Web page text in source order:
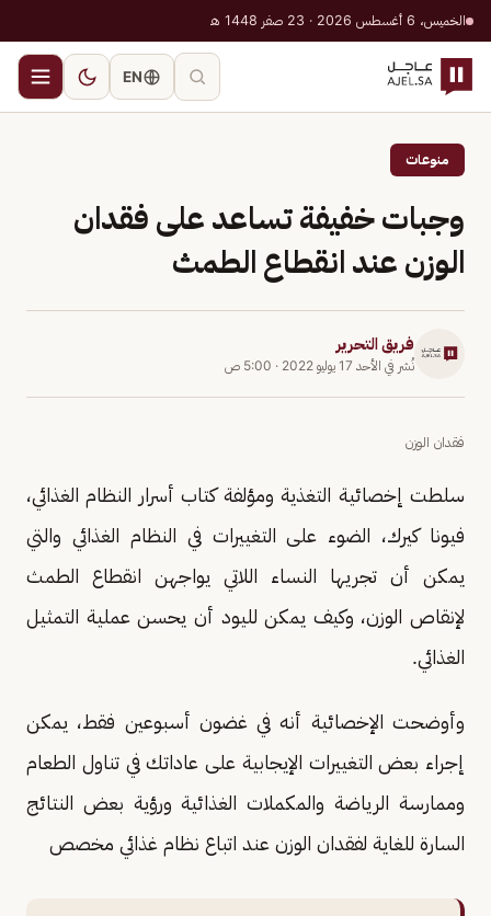
الخميس، 6 أغسطس 2026 · 23 صفر 1448 هـ
EN
منوعات
وجبات خفيفة تساعد على فقدان
الوزن عند انقطاع الطمث
فريق التحرير
نُشر في الأحد 17 يوليو 2022 · 5:00 ص
فقدان الوزن
سلطت إخصائية التغذية ومؤلفة كتاب أسرار النظام الغذائي،
فيونا كيرك، الضوء على التغييرات في النظام الغذائي والتي
يمكن أن تجريها النساء اللاتي يواجهن انقطاع الطمث
لإنقاص الوزن، وكيف يمكن لليود أن يحسن عملية التمثيل
الغذائي.
وأوضحت الإخصائية أنه في غضون أسبوعين فقط، يمكن
إجراء بعض التغييرات الإيجابية على عاداتك في تناول الطعام
وممارسة الرياضة والمكملات الغذائية ورؤية بعض النتائج
السارة للغاية لفقدان الوزن عند اتباع نظام غذائي مخصص